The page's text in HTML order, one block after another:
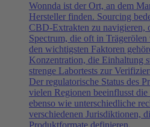
Wonnda ist der Ort, an dem
Hersteller finden. Sourcing
CBD-Extrakten zu navigieren,
Spectrum, die oft in
den wichtigsten Faktoren
Konzentration, die Einhaltung
strenge Labortests zur
Der regulatorische Status des
vielen Regionen beeinflusst
ebenso wie unterschiedliche
verschiedenen Jurisdiktionen,
Produktformate definieren.